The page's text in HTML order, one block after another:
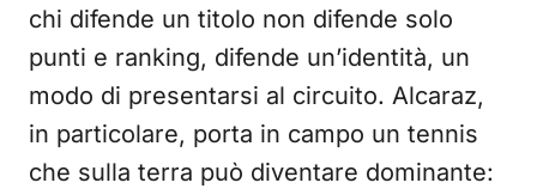
chi difende un titolo non difende solo
punti e ranking, difende un’identità, un
modo di presentarsi al circuito. Alcaraz,
in particolare, porta in campo un tennis
che sulla terra può diventare dominante: